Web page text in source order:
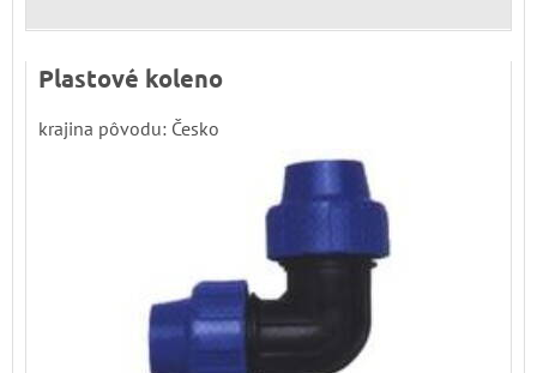
Plastové koleno
krajina pôvodu: Česko